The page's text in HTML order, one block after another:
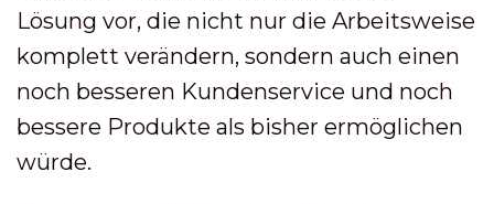
Lösung vor, die nicht nur die Arbeitsweise
komplett verändern, sondern auch einen
noch besseren Kundenservice und noch
bessere Produkte als bisher ermöglichen
würde.